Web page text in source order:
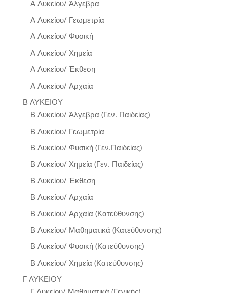
Α Λυκείου/ Άλγεβρα
Α Λυκείου/ Γεωμετρία
Α Λυκείου/ Φυσική
Α Λυκείου/ Χημεία
Α Λυκείου/ Έκθεση
Α Λυκείου/ Αρχαία
Β ΛΥΚΕΙΟΥ
Β Λυκείου/ Άλγεβρα (Γεν. Παιδείας)
Β Λυκείου/ Γεωμετρία
Β Λυκείου/ Φυσική (Γεν.Παιδείας)
Β Λυκείου/ Χημεία (Γεν. Παιδείας)
Β Λυκείου/ Έκθεση
Β Λυκείου/ Αρχαία
Β Λυκείου/ Αρχαία (Κατεύθυνσης)
Β Λυκείου/ Μαθηματικά (Κατεύθυνσης)
Β Λυκείου/ Φυσική (Κατεύθυνσης)
Β Λυκείου/ Χημεία (Κατεύθυνσης)
Γ ΛΥΚΕΙΟΥ